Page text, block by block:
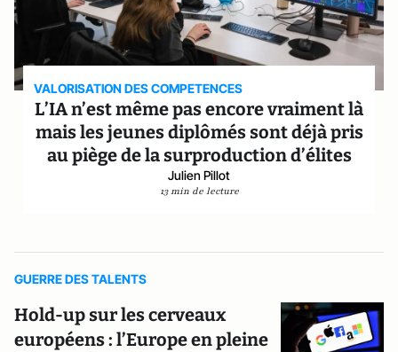
VALORISATION DES COMPETENCES
L’IA n’est même pas encore vraiment là
mais les jeunes diplômés sont déjà pris
au piège de la surproduction d’élites
Julien Pillot
13 min de lecture
GUERRE DES TALENTS
Hold-up sur les cerveaux
européens : l’Europe en pleine